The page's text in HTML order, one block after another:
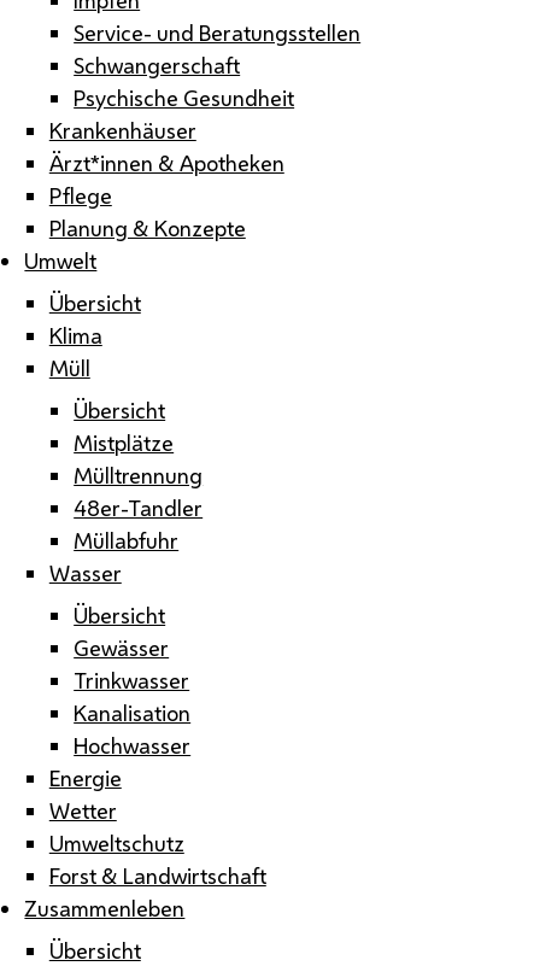
Service- und Beratungsstellen
Schwangerschaft
Psychische Gesundheit
Krankenhäuser
Ärzt*innen & Apotheken
Pflege
Planung & Konzepte
Umwelt
Übersicht
Klima
Müll
Übersicht
Mistplätze
Mülltrennung
48er-Tandler
Müllabfuhr
Wasser
Übersicht
Gewässer
Trinkwasser
Kanalisation
Hochwasser
Energie
Wetter
Umweltschutz
Forst & Landwirtschaft
Zusammenleben
Übersicht